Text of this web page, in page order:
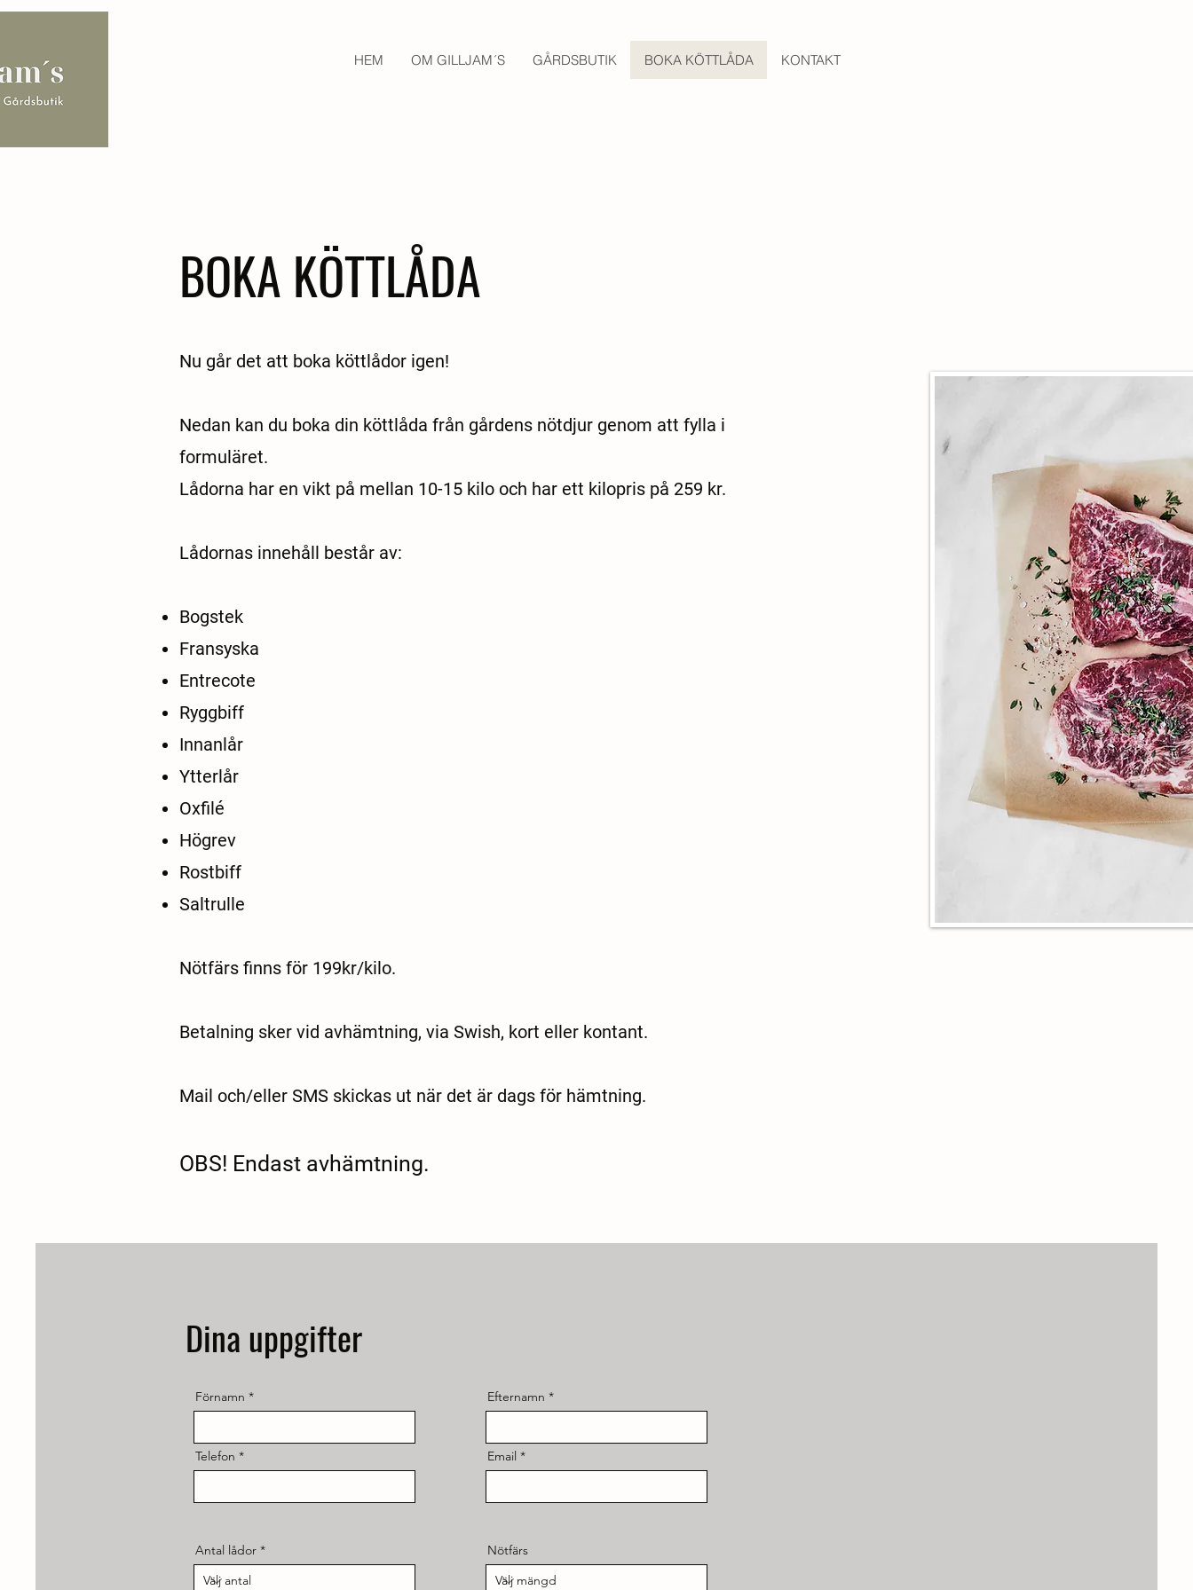
HEM OM GILLJAM´S GÅRDSBUTIK BOKA KÖTTLÅDA KONTAKT
BOKA KÖTTLÅDA
Nu går det att boka köttlådor igen!
Nedan kan du boka din köttlåda från gårdens nötdjur genom att fylla i
formuläret.
Lådorna har en vikt på mellan 10-15 kilo och har ett kilopris på 259 kr.
Lådornas innehåll består av:
Bogstek
Fransyska
Entrecote
Ryggbiff
Innanlår
Ytterlår
Oxfilé
Högrev
Rostbiff
Saltrulle
Nötfär​s finns för 199kr/kilo.
Betalning sker vid avhämtning, via Swish, kort eller kontant.
Mail och/eller SMS skickas ut när det är dags för hämtning.
OBS! Endast avhämtning.
Dina uppgifter
Förnamn
Telefon
Antal lådor
Efternamn
Email
Nötfärs